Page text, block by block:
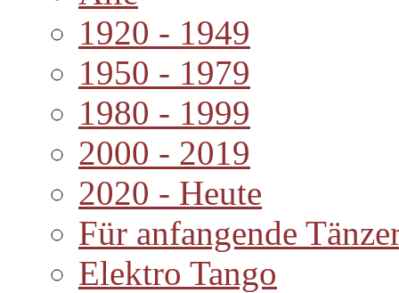
1920 - 1949
1950 - 1979
1980 - 1999
2000 - 2019
2020 - Heute
Für anfangende
Elektro Tango